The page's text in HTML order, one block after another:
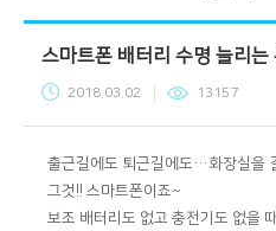
스마트폰 배터리 수명 늘리는
2018.03.02 13157
출근길에도 퇴근길에도 …화장실을
그것 !! 스마트폰이죠~
보조 배터리도 없고 충전기도 없을